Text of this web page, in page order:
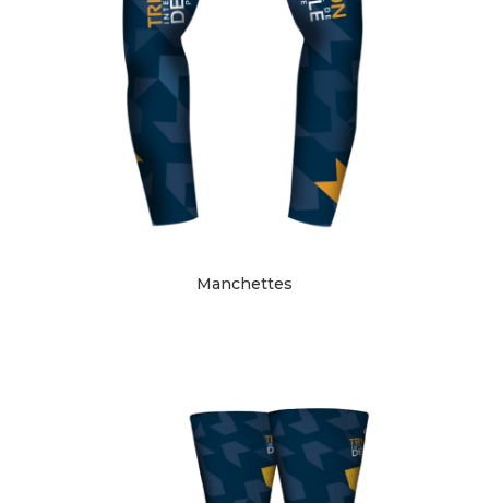
Manchettes